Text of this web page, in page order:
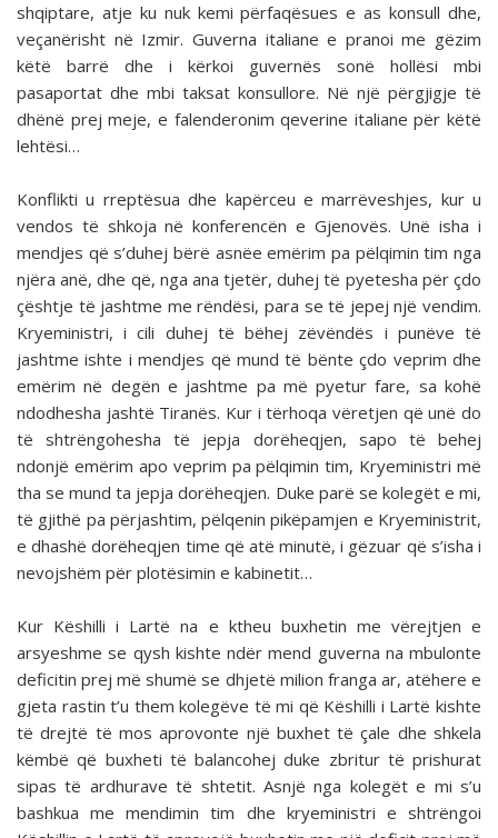
shqiptare, atje ku nuk kemi përfaqësues e as konsull dhe,
veçanërisht në Izmir. Guverna italiane e pra­noi me gëzim
këtë barrë dhe i kërkoi guvernës sonë hollësi mbi
pasaportat dhe mbi taksat konsullore. Në një përgjigje të
dhënë prej meje, e falenderonim qeverine italiane për këtë
lehtësi…
Konflikti u rreptësua dhe kapërceu e marrëveshjes, kur u
vendos të shkoja në konferencën e Gjenovës. Unë isha i
mendjes që s’duhej bërë asnëe emërim pa pëlqimin tim nga
njëra anë, dhe që, nga ana tjetër, duhej të pyetesha për çdo
çështje të jashtme me rëndësi, para se të jepej një vendim.
Kryeministri, i cili duhej të bëhej zëvëndës i punëve të
jashtme ishte i mendjes që mund të bënte çdo veprim dhe
emërim në degën e jashtme pa më pyetur fare, sa kohë
ndodhesha jashtë Tiranës. Kur i tërhoqa vëretjen që unë do
të shtrëngohesha të jepja dorëheqjen, sapo të behej
ndonjë emërim apo veprim pa pëlqimin tim, Kryeministri më
tha se mund ta jepja dorëheqjen. Duke parë se kolegët e mi,
të gjithë pa përjashtim, pëlqenin pikëpamjen e Kryeministrit,
e dhashë dorëheqjen time që atë minutë, i gëzuar që s’isha i
nevojshëm për plotësimin e kabinetit…
Kur Këshilli i Lartë na e ktheu buxhetin me vërejtjen e
arsyeshme se qysh kishte ndër mend guverna na mbulonte
deficitin prej më shumë se dhjetë milion franga ar, atëhere e
gjeta rastin t’u them kolegëve të mi që Këshilli i Lartë kishte
të drejtë të mos aprovonte një buxhet të çale dhe shkela
këmbë që buxheti të balancohej duke zbritur të pri­shurat
sipas të ardhurave të shtetit. Asnjë nga kolegët e mi s’u
bashkua me mendimin tim dhe kryeministri e shtrëngoi